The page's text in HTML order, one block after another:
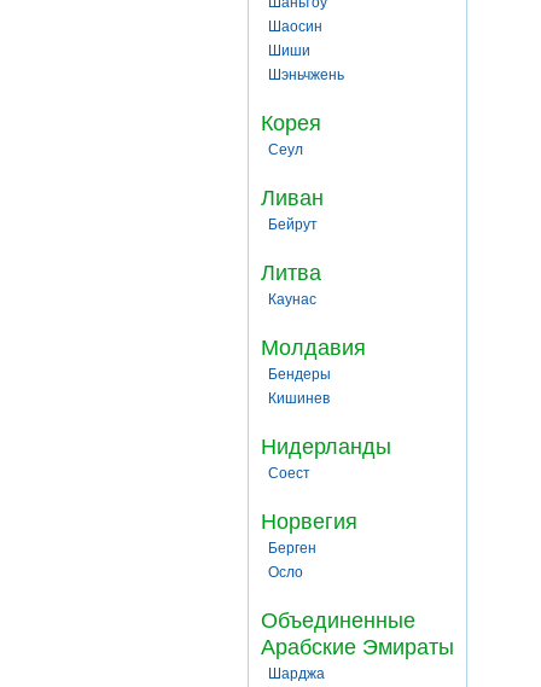
Шаосин
Шиши
Шэньчжень
Корея
Сеул
Ливан
Бейрут
Литва
Каунас
Молдавия
Бендеры
Кишинев
Нидерланды
Соест
Норвегия
Берген
Осло
Объединенные
Арабские Эмираты
Шарджа